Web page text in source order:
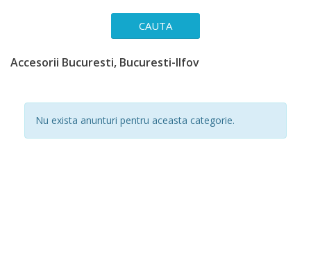
CAUTA
Accesorii Bucuresti, Bucuresti-Ilfov
Nu exista anunturi pentru aceasta categorie.